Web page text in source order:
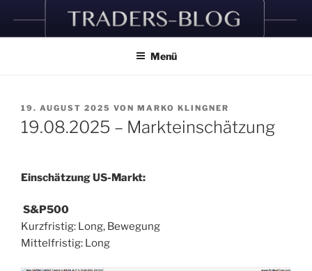
Inhalt
springen
Menü
VERÖFFENTLICHT
AM
19. AUGUST 2025 VON MARKO KLINGNER
19.08.2025 – Markteinschätzung
Einschätzung US-Markt:
S&P500
Kurzfristig: Long, Bewegung
Mittelfristig: Long